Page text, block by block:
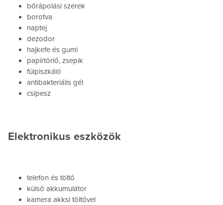
bőrápolási szerek
borotva
naptej
dezodor
hajkefe és gumi
papírtörlő, zsepik
fülpiszkáló
antibakteriális gél
csipesz
Elektronikus eszközök
telefon és töltő
külső akkumulátor
kamera akksi töltővel